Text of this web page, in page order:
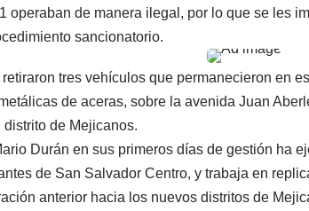
operaban de manera ilegal, por lo que se les
sancionatorio.
tres vehículos que permanecieron en
de aceras, sobre la avenida Juan
distrito de Mejicanos.
Durán en sus primeros días de gestión ha
de San Salvador Centro, y trabaja en
anterior hacia los nuevos distritos de